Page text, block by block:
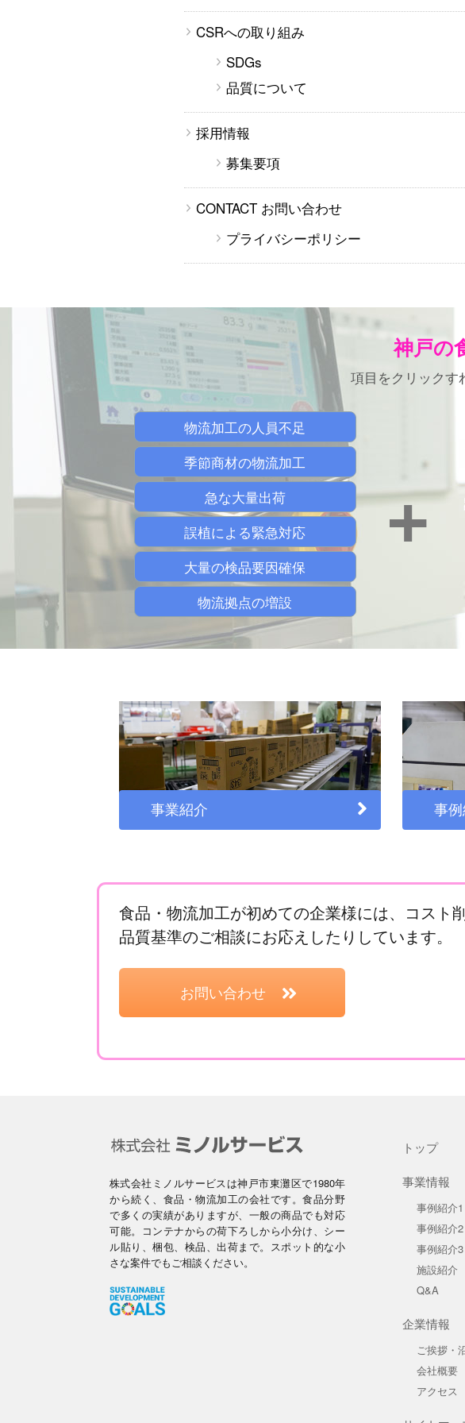
CSRへの取り組み
SDGs
品質について
採用情報
募集要項
CONTACT お問い合わせ
プライバシーポリシー
神戸の
項目をクリックす
物流加工の人員不足
季節商材の物流加工
急な大量出荷
誤植による緊急対応
大量の検品要因確保
物流拠点の増設
+
事業紹介 事
食品・物流加工が初めての企業様には、コスト
品質基準のご相談にお応えしたりしています。
お問い合わせ
株式会社ミノルサービスは神戸市東灘区で1980年
から続く、食品・物流加工の会社です。食品分野
で多くの実績がありますが、一般の商品でも対応
可能。コンテナからの荷下ろしから小分け、シー
ル貼り、梱包、検品、出荷まで。スポット的な小
さな案件でもご相談ください。
トップ
事業情報
事例紹介1
事例紹介2
事例紹介3
施設紹介
Q&A
企業情報
ご挨拶・
会社概要
アクセス